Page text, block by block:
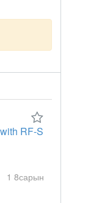
RF-S
1 8сарын